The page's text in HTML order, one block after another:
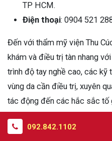
TP HCM.
Điện thoại: 0904 521
Đến với thẩm mỹ viện Thu
khám và điều trị tàn nhang
trình độ tay nghề cao, các kỹ
vùng da cần điều trị, xuyên
tác động đến các hắc sắc tố
092.842.1102